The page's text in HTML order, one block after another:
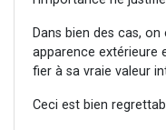
Dans bien des cas,
apparence extérieure
fier à sa vraie valeur
Ceci est bien